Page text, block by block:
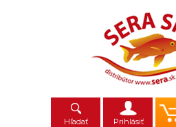
Hľadať Prihlásiť